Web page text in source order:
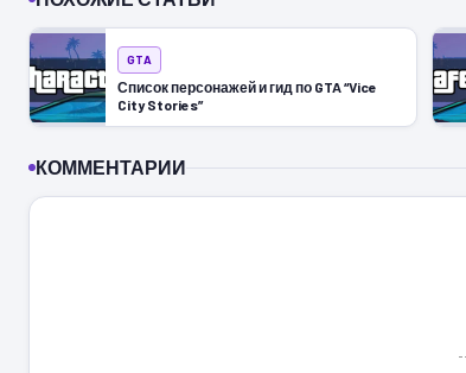
GTA
Список персонажей и гид по GTA “Vice
City Stories”
КОММЕНТАРИИ